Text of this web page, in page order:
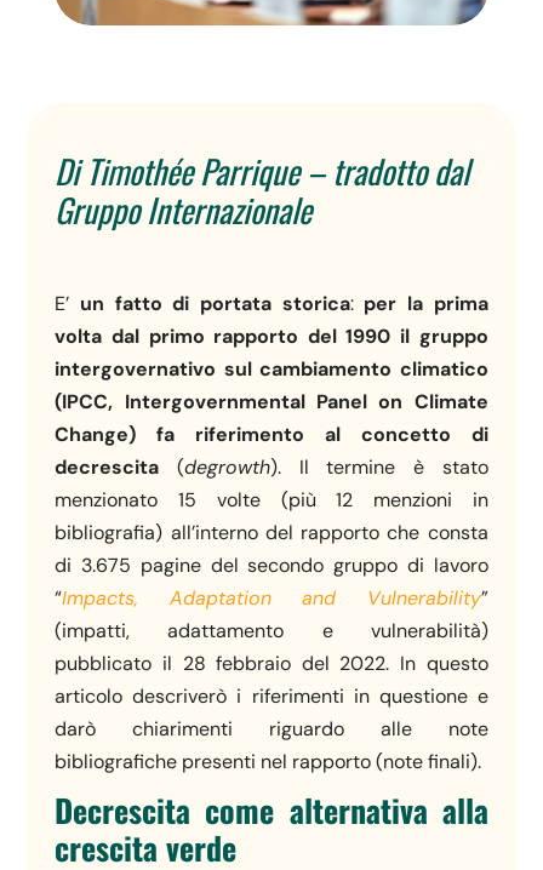
Di Timothée Parrique – tradotto dal
Gruppo Internazionale
E’ un fatto di portata storica:per la prima
volta dal primo rapporto del 1990 il gruppo
intergovernativo sul cambiamento climatico
(IPCC, Intergovernmental Panel on Climate
Change) fa riferimento al concetto di
decrescita (degrowth). Il termine è stato
menzionato 15 volte (più 12 menzioni in
bibliografia) all’interno del rapporto che consta
di 3.675 pagine del secondo gruppo di lavoro
“Impacts, Adaptation and Vulnerability”
(impatti, adattamento e vulnerabilità)
pubblicato il 28 febbraio del 2022. In questo
articolo descriverò i riferimenti in questione e
darò chiarimenti riguardo alle note
bibliografiche presenti nel rapporto (note finali).
Decrescita come alternativa alla
crescita verde